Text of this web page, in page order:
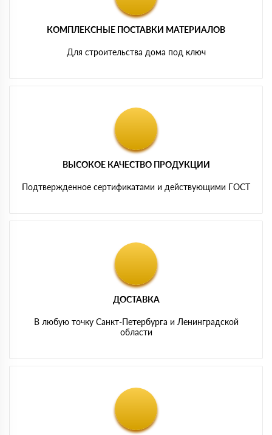
КОМПЛЕКСНЫЕ ПОСТАВКИ МАТЕРИАЛОВ
Для строительства дома под ключ
ВЫСОКОЕ КАЧЕСТВО ПРОДУКЦИИ
Подтвержденное сертификатами и действующими ГОСТ
ДОСТАВКА
В любую точку Санкт-Петербурга и Ленинградской
области